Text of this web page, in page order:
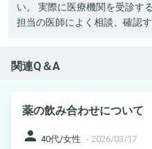
い。 実際に医療機関を受診す
担当の医師によく相談、確認
関連Q＆A
薬の飲み合わせについて
person 40代/女性 - 2026/03/17